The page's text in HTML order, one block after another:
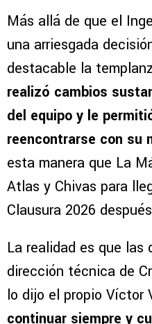
Más allá de que el
una arriesgada
destacable la
realizó cambios
del equipo y le
reencontrarse con su
esta manera que La
Atlas y Chivas para
Clausura 2026
La realidad es que las
dirección técnica de
lo dijo el propio Víctor
continuar siempre y